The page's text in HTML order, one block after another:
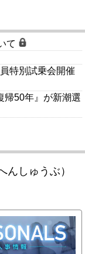
て
特別試乗会開催
帰50年』が新潮選
んしゅうぶ）